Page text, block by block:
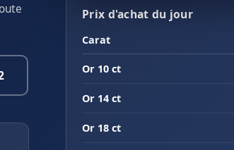
Prix d'achat du jour
Carat
Or 10 ct
Or 14 ct
Or 18 ct